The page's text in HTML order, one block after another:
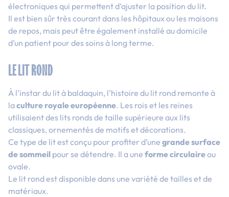
électroniques qui permettent d’ajuster la position du lit.
Il est bien sûr très courant dans les hôpitaux ou les maisons
de repos, mais peut être également installé au domicile
d’un patient pour des soins à long terme.
LE LIT ROND
À l’instar du lit à baldaquin, l’histoire du lit rond remonte à
laculture royale européenne. Les rois et les reines
utilisaient des lits ronds de taille supérieure aux lits
classiques, ornementés de motifs et décorations.
Ce type de lit est conçu pour profiter d’une grande surface
de sommeil pour se détendre. Il a une forme circulaireou
ovale.
Le lit rond est disponible dans une variété de tailles et de
matériaux.